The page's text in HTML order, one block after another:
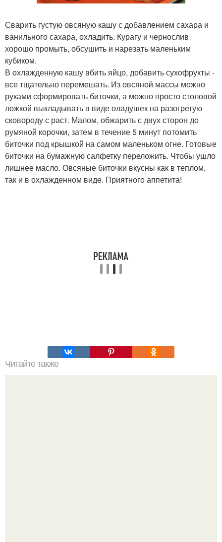
Сварить густую овсяную кашу с добавлением сахара и
ванильного сахара, охладить. Курагу и чернослив
хорошо промыть, обсушить и нарезать маленьким
кубиком.
В охлажденную кашу вбить яйцо, добавить сухофрукты -
все тщательно перемешать. Из овсяной массы можно
руками сформировать биточки, а можно просто столовой
ложкой выкладывать в виде оладушек на разогретую
сковороду с раст. Малом, обжарить с двух сторон до
румяной корочки, затем в течение 5 минут потомить
биточки под крышкой на самом маленьком огне. Готовые
биточки на бумажную салфетку переложить. Чтобы ушло
лишнее масло. Овсяные биточки вкусны как в теплом,
так и в охлажденном виде. Приятного аппетита!
Читайте также